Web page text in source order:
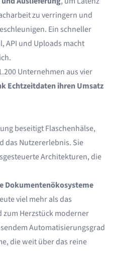
zu verringern und
Ein schneller
API und Uploads macht
Unternehmen aus vier
Echtzeitdaten ihren Umsatz
beseitigt Flaschenhälse,
das Nutzererlebnis. Sie
Architekturen, die
Dokumentenökosysteme
viel mehr als das
zum Herzstück moderner
Automatisierungsgrad
die weit über das reine